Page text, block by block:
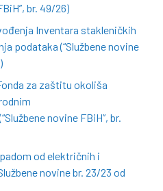
br. 49/26)
Inventara stakleničkih
podataka (“Službene novine
za zaštitu okoliša
novine FBiH”, br.
od električnih i
novine br. 23/23 od